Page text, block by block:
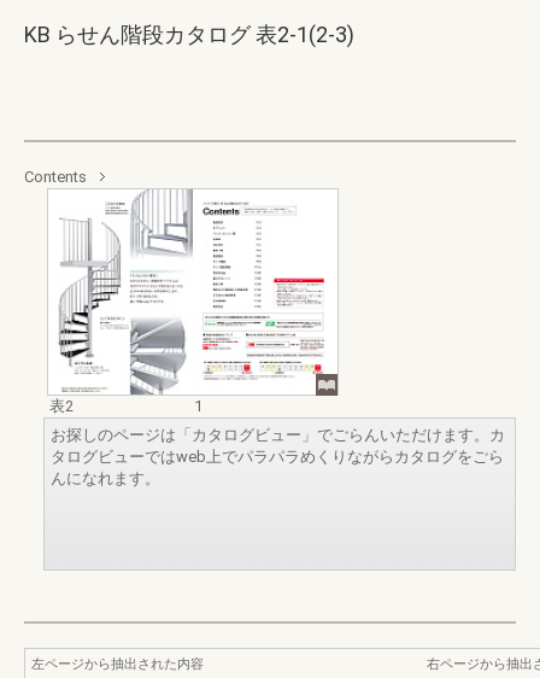
KB らせん階段カタログ 表2-1(2-3)
Contents
表2
1
お探しのページは「カタログビュー」でごらんいただけます。カ
タログビューではweb上でパラパラめくりながらカタログをごら
んになれます。
左ページから抽出された内容
右ページから抽出